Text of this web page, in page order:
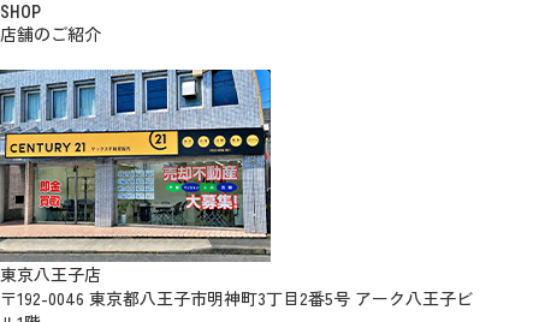
SHOP
店舗のご紹介
東京八王子店
〒192-0046 東京都八王子市明神町3丁目2番5号 アーク八王子ビ